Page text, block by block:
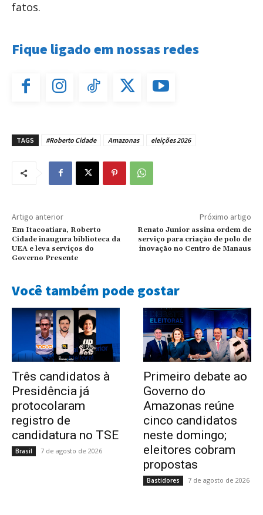
fatos.
Fique ligado em nossas redes
TAGS #Roberto Cidade Amazonas eleições 2026
Artigo anterior
Em Itacoatiara, Roberto
Cidade inaugura biblioteca da
UEA e leva serviços do
Governo Presente
Próximo artigo
Renato Junior assina ordem de
serviço para criação de polo de
inovação no Centro de Manaus
Você também pode gostar
Três candidatos à
Presidência já
protocolaram
registro de
candidatura no TSE
Brasil 7 de agosto de 2026
Primeiro debate ao
Governo do
Amazonas reúne
cinco candidatos
neste domingo;
eleitores cobram
propostas
Bastidores 7 de agosto de 2026